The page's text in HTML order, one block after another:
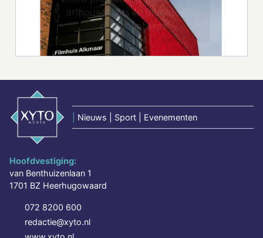
Nieuws | Sport | Evenementen
Hoofdvestiging:
van Benthuizenlaan 1
1701 BZ Heerhugowaard
072 8200 600
redactie@xyto.nl